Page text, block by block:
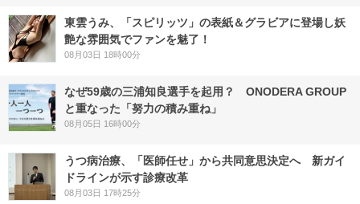
東雲うみ、「スピリッツ」の表紙＆グラビアに登場し妖
艶な雰囲気でファンを魅了！
08月03日 18時00分
なぜ59歳の三浦知良選手を起用？ ONODERA GROUP
と重なった「努力の積み重ね」
08月05日 16時00分
うつ病治療、「医師任せ」から共同意思決定へ 新ガイ
ドラインが示す診療改革
08月03日 17時25分